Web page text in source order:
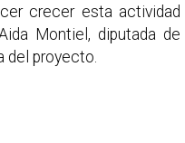
crecer esta actividad
Montiel, diputada de
del proyecto.